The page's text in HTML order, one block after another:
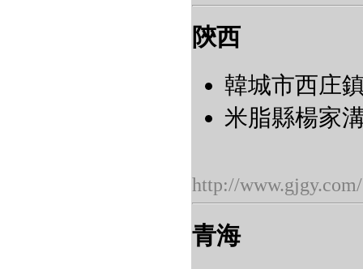
陝西
韓城市西庄
米脂縣楊家
http://www.gjgy.com/
青海